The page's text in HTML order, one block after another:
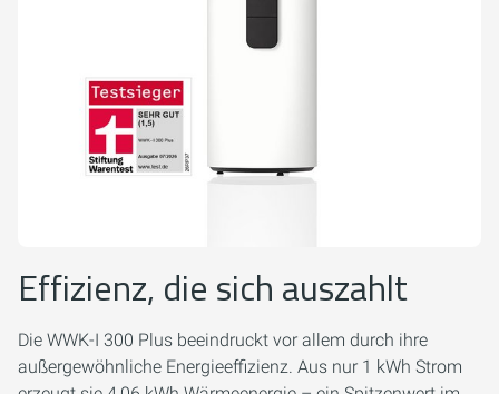
Effizienz, die sich auszahlt
Die WWK-I 300 Plus beeindruckt vor allem durch ihre
außergewöhnliche Energieeffizienz. Aus nur 1 kWh Strom